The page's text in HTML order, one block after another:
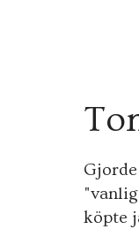
köpte